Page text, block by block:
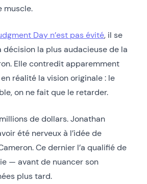
muscle.
Day n’est pas évité, il se
la plus audacieuse de la
Elle contredit apparemment
réalité la vision originale : le
on ne fait que le retarder.
de dollars. Jonathan
été nerveux à l’idée de
Ce dernier l’a qualifié de
— avant de nuancer son
plus tard.